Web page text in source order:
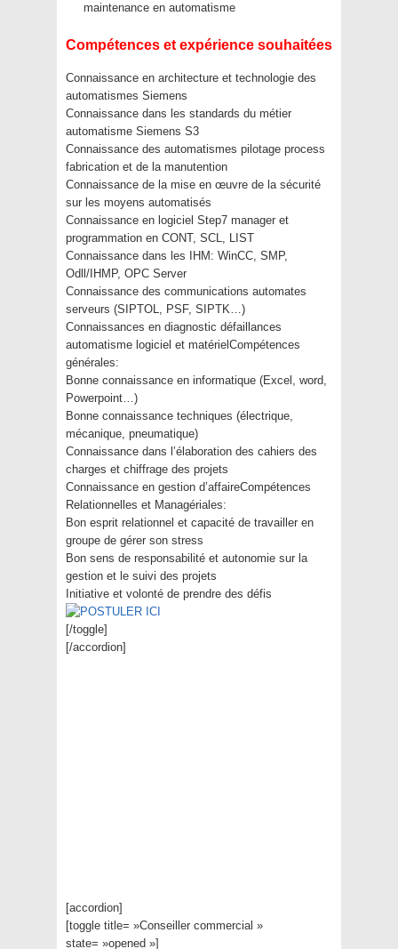
maintenance en automatisme
Compétences et expérience souhaitées
Connaissance en architecture et technologie des
automatismes Siemens
Connaissance dans les standards du métier
automatisme Siemens S3
Connaissance des automatismes pilotage process
fabrication et de la manutention
Connaissance de la mise en œuvre de la sécurité
sur les moyens automatisés
Connaissance en logiciel Step7 manager et
programmation en CONT, SCL, LIST
Connaissance dans les IHM: WinCC, SMP,
Odll/IHMP, OPC Server
Connaissance des communications automates
serveurs (SIPTOL, PSF, SIPTK…)
Connaissances en diagnostic défaillances
automatisme logiciel et matérielCompétences
générales:
Bonne connaissance en informatique (Excel, word,
Powerpoint…)
Bonne connaissance techniques (électrique,
mécanique, pneumatique)
Connaissance dans l’élaboration des cahiers des
charges et chiffrage des projets
Connaissance en gestion d’affaireCompétences
Relationnelles et Managériales:
Bon esprit relationnel et capacité de travailler en
groupe de gérer son stress
Bon sens de responsabilité et autonomie sur la
gestion et le suivi des projets
Initiative et volonté de prendre des défis
[/toggle]
[/accordion]
[accordion]
[toggle title= »Conseiller commercial »
state= »opened »]